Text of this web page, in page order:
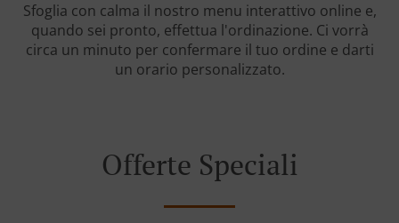
Sfoglia con calma il nostro menu interattivo online e,
quando sei pronto, effettua l'ordinazione. Ci vorrà
circa un minuto per confermare il tuo ordine e darti
un orario personalizzato.
Offerte Speciali